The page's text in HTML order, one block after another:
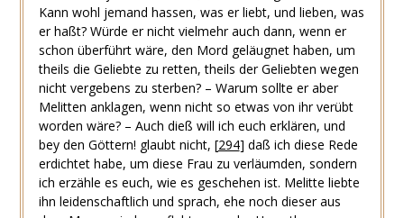
Kann wohl jemand hassen, was er liebt, und lieben, was
er haßt? Würde er nicht vielmehr auch dann, wenn er
schon überführt wäre, den Mord geläugnet haben, um
theils die Geliebte zu retten, theils der Geliebten wegen
nicht vergebens zu sterben? – Warum sollte er aber
Melitten anklagen, wenn nicht so etwas von ihr verübt
worden wäre? – Auch dieß will ich euch erklären, und
bey den Göttern! glaubt nicht, [294] daß ich diese Rede
erdichtet habe, um diese Frau zu verläumden, sondern
ich erzähle es euch, wie es geschehen ist. Melitte liebte
ihn leidenschaftlich und sprach, ehe noch dieser aus